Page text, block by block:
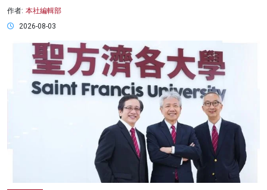
作者: 本社編輯部
2026-08-03